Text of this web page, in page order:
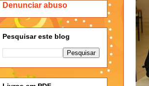
Denunciar abuso
Pesquisar este blog